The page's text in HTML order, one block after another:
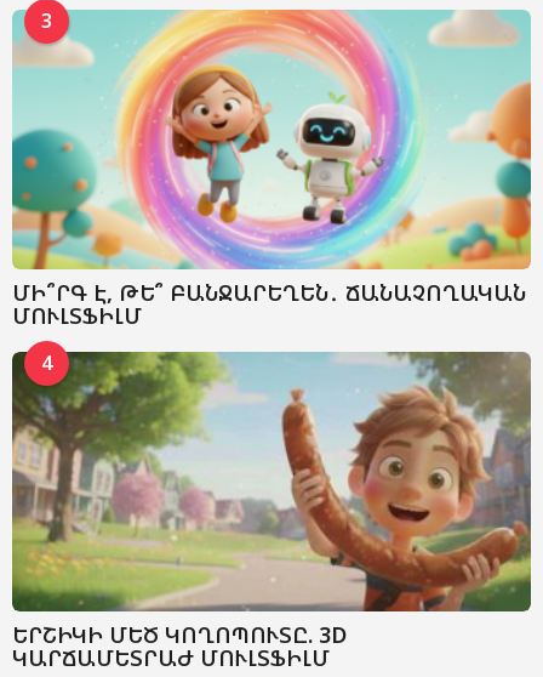
3
ՄԻ՞ՐԳ Է, ԹԵ՞ ԲԱՆՋԱՐԵՂԵՆ․ ՃԱՆԱՉՈՂԱԿԱՆ
ՄՈՒԼՏՖԻԼՄ
4
ԵՐՇԻԿԻ ՄԵԾ ԿՈՂՈՊՈՒՏԸ. 3D
ԿԱՐՃԱՄԵՏՐԱԺ ՄՈՒԼՏՖԻԼՄ